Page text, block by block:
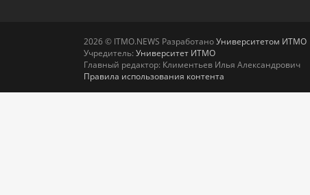
2026 © ITMO.NEWS РазработаноУниверситетом ИТМО
Учредитель: Университет ИТМО
Главный редактор: Климентьев Илья Александрович
Правила использования контента